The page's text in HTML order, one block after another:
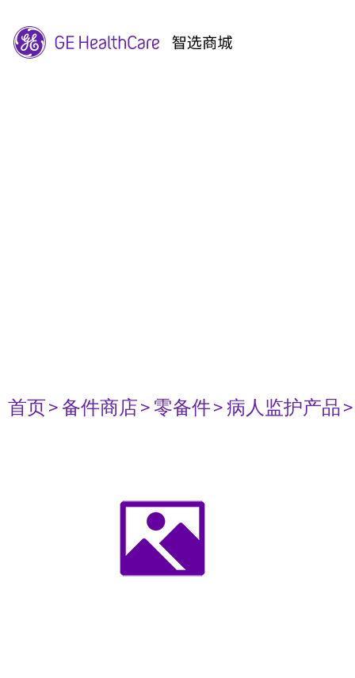
首页> 备件商店> 零备件> 病人监护产品